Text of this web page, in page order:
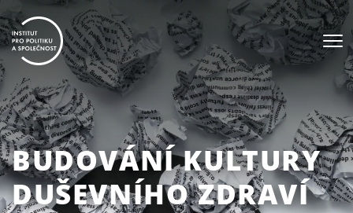
BUDOVÁNÍ KULTURY
DUŠEVNÍHO ZDRAVÍ